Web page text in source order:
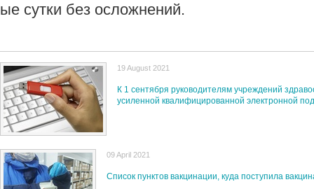
ые сутки без осложнений.
19 August 2021
К 1 сентября руководителям учреждений
усиленной квалифицированной электронной
09 April 2021
Список пунктов вакцинации, куда поступила